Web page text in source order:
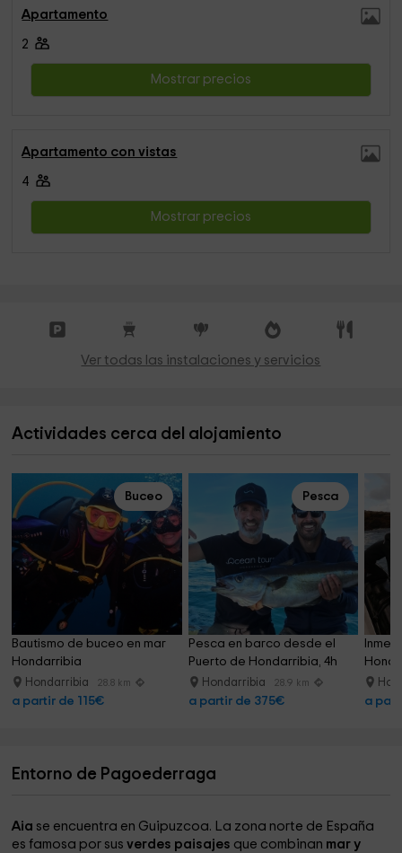
Apartamento
2
Mostrar precios
Apartamento con vistas
4
Mostrar precios
Ver todas las instalaciones y servicios
Actividades cerca del alojamiento
Buceo
Bautismo de buceo en mar
Hondarribia
Hondarribia 28.8 km
a partir de 115€
Pesca
Pesca en barco desde el
Puerto de Hondarribia, 4h
Hondarribia 28.9 km
a partir de 375€ a
Entorno de Pagoederraga
Aia se encuentra en Guipuzcoa. La zona norte de España
es famosa por susverdes paisajes que combinan mar y